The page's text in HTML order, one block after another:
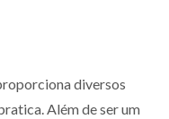
diversos
Além de ser um